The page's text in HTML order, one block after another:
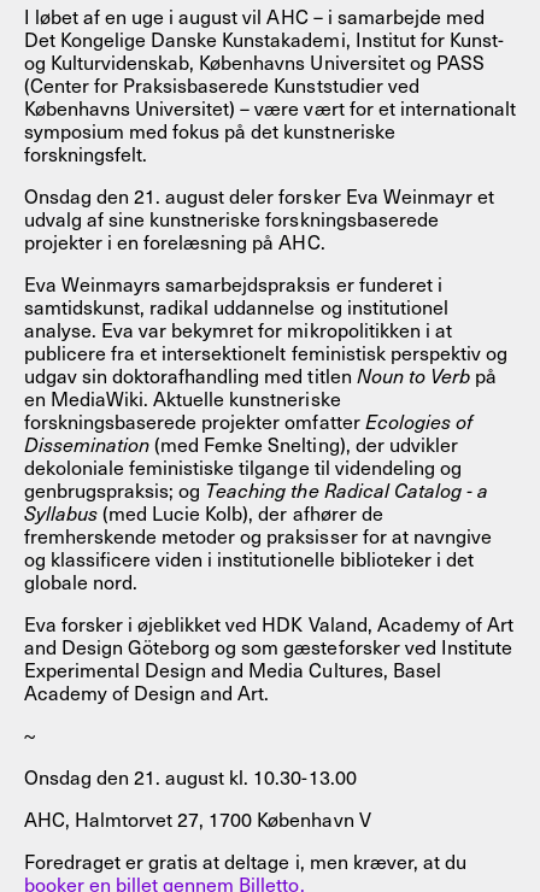
I løbet af en uge i august vil AHC – i samarbejde med
Det Kongelige Danske Kunstakademi, Institut for Kunst-
og Kulturvidenskab, Københavns Universitet og PASS
(Center for Praksisbaserede Kunststudier ved
Københavns Universitet) – være vært for et internationalt
symposium med fokus på det kunstneriske
forskningsfelt.
Onsdag den 21. august deler forsker Eva Weinmayr et
udvalg af sine kunstneriske forskningsbaserede
projekter i en forelæsning på AHC.
Eva Weinmayrs samarbejdspraksis er funderet i
samtidskunst, radikal uddannelse og institutionel
analyse. Eva var bekymret for mikropolitikken i at
publicere fra et intersektionelt feministisk perspektiv og
udgav sin doktorafhandling med titlen Noun to Verbpå
en MediaWiki. Aktuelle kunstneriske
forskningsbaserede projekter omfatterEcologies of
Dissemination(med Femke Snelting), der udvikler
dekoloniale feministiske tilgange til videndeling og
genbrugspraksis; og Teaching the Radical Catalog - a
Syllabus(med Lucie Kolb), der afhører de
fremherskende metoder og praksisser for at navngive
og klassificere viden i institutionelle biblioteker i det
globale nord.
Eva forsker i øjeblikket ved HDK Valand, Academy of Art
and Design Göteborg og som gæsteforsker ved Institute
Experimental Design and Media Cultures, Basel
Academy of Design and Art.
~
Onsdag den 21. august kl. 10.30-13.00
AHC, Halmtorvet 27, 1700 København V
Foredraget er gratis at deltage i, men kræver, at du
booker en billet gennem Billetto.